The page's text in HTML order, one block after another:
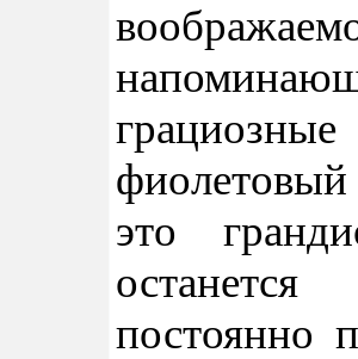
это
постоянно